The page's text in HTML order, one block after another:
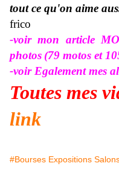
tout ce qu'on aime
frico
-voir mon article
photos (79 motos et
-voir Egalement mes
Toutes mes
link
#Bourses Expositions